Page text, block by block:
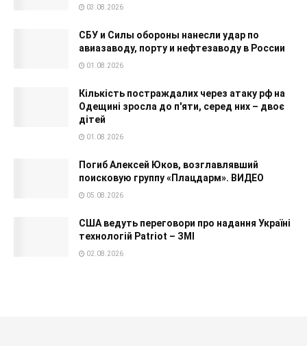
03.08.2026
СБУ и Силы обороны нанесли удар по
авиазаводу, порту и нефтезаводу в России
01.08.2026
Кількість постраждалих через атаку рф на
Одещині зросла до п'яти, серед них – двоє
дітей
01.08.2026
Погиб Алексей Юков, возглавлявший
поисковую группу «Плацдарм». ВИДЕО
05.08.2026
США ведуть переговори про надання Україні
технологій Patriot – ЗМІ
02.08.2026